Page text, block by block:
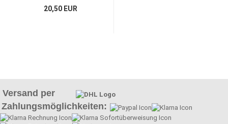
20,50 EUR
Versand per
Zahlungsmöglichkeiten: